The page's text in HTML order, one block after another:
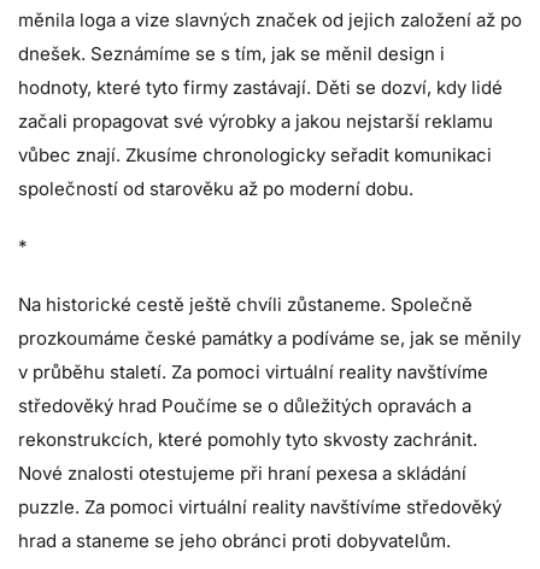
měnila loga a vize slavných značek od jejich založení až po
dnešek. Seznámíme se s tím, jak se měnil design i
hodnoty, které tyto firmy zastávají. Děti se dozví, kdy lidé
začali propagovat své výrobky a jakou nejstarší reklamu
vůbec znají. Zkusíme chronologicky seřadit komunikaci
společností od starověku až po moderní dobu.
*
Na historické cestě ještě chvíli zůstaneme. Společně
prozkoumáme české památky a podíváme se, jak se měnily
v průběhu staletí. Za pomoci virtuální reality navštívíme
středověký hrad Poučíme se o důležitých opravách a
rekonstrukcích, které pomohly tyto skvosty zachránit.
Nové znalosti otestujeme při hraní pexesa a skládání
puzzle. Za pomoci virtuální reality navštívíme středověký
hrad a staneme se jeho obránci proti dobyvatelům.